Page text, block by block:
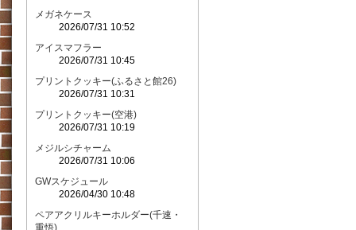
メガネケース
2026/07/31 10:52
アイスマフラー
2026/07/31 10:45
プリントクッキー(ふるさと館26)
2026/07/31 10:31
プリントクッキー(空港)
2026/07/31 10:19
メジルシチャーム
2026/07/31 10:06
GWスケジュール
2026/04/30 10:48
ペアアクリルキーホルダー(千速・
重悟)